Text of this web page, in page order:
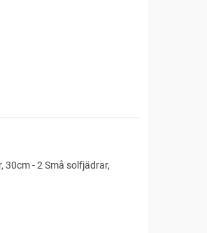
30cm - 2 Små solfjädrar,